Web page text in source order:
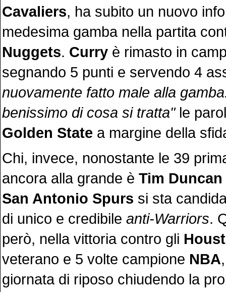
Cavaliers, ha subito un nuovo
medesima gamba nella partita
Nuggets. Curry è rimasto in
segnando 5 punti e servendo 4
nuovamente fatto male alla
benissimo di cosa si tratta"le
Golden State a margine della
Chi, invece, nonostante le 39
ancora alla grande è Tim Duncan
San Antonio Spurs si sta
di unico e credibile anti-Warriors.
però, nella vittoria contro gli
veterano e 5 volte campione NBA
giornata di riposo chiudendo la